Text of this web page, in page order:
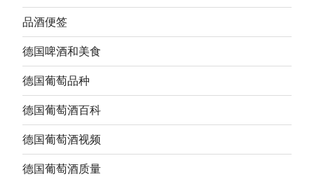
品酒便签
德国啤酒和美食
德国葡萄品种
德国葡萄酒百科
德国葡萄酒视频
德国葡萄酒质量